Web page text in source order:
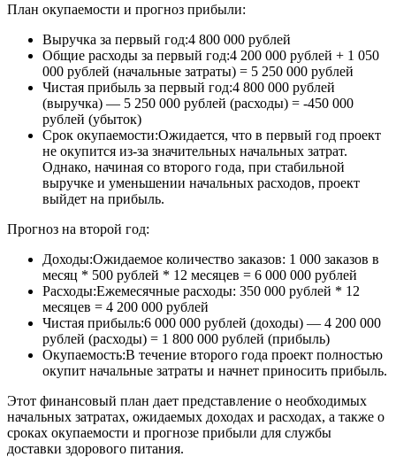
План окупаемости и прогноз прибыли:
Выручка за первый год:4 800 000 рублей
Общие расходы за первый год:4 200 000 рублей + 1 050
000 рублей (начальные затраты) = 5 250 000 рублей
Чистая прибыль за первый год:4 800 000 рублей
(выручка) — 5 250 000 рублей (расходы) = -450 000
рублей (убыток)
Срок окупаемости:Ожидается, что в первый год проект
не окупится из-за значительных начальных затрат.
Однако, начиная со второго года, при стабильной
выручке и уменьшении начальных расходов, проект
выйдет на прибыль.
Прогноз на второй год:
Доходы:Ожидаемое количество заказов: 1 000 заказов в
месяц * 500 рублей * 12 месяцев = 6 000 000 рублей
Расходы:Ежемесячные расходы: 350 000 рублей * 12
месяцев = 4 200 000 рублей
Чистая прибыль:6 000 000 рублей (доходы) — 4 200 000
рублей (расходы) = 1 800 000 рублей (прибыль)
Окупаемость:В течение второго года проект полностью
окупит начальные затраты и начнет приносить прибыль.
Этот финансовый план дает представление о необходимых
начальных затратах, ожидаемых доходах и расходах, а также о
сроках окупаемости и прогнозе прибыли для службы
доставки здорового питания.